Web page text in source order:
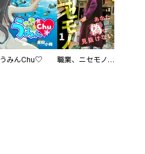
うみんChu♡ 職業、ニセモノ～あなたに偽は見抜けない【電子単行本版】